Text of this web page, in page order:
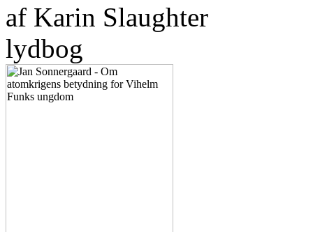
af Karin Slaughter
lydbog